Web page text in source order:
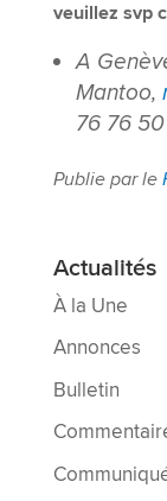
veuillez svp
A
Mantoo,
76 76 50
Publie par le
Actualités
À la Une
Annonces
Bulletin